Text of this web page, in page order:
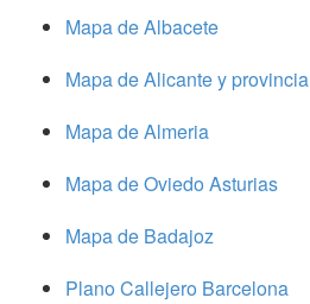
Mapa de Albacete
Mapa de Alicante y provincia
Mapa de Almeria
Mapa de Oviedo Asturias
Mapa de Badajoz
Plano Callejero Barcelona